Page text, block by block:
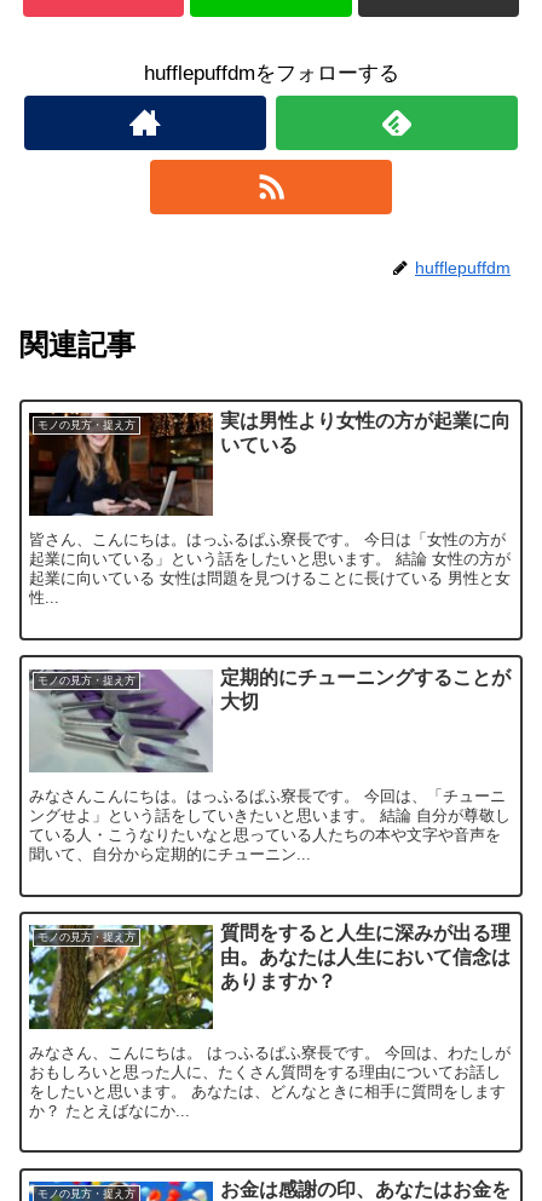
hufflepuffdmをフォローする
hufflepuffdm
関連記事
モノの見方・捉え方
実は男性より女性の方が起業に向
いている
皆さん、こんにちは。はっふるぱふ寮長です。 今日は「女性の方が
起業に向いている」という話をしたいと思います。 結論 女性の方が
起業に向いている 女性は問題を見つけることに長けている 男性と女
性...
モノの見方・捉え方
定期的にチューニングすることが
大切
みなさんこんにちは。はっふるぱふ寮長です。 今回は、「チューニ
ングせよ」という話をしていきたいと思います。 結論 自分が尊敬し
ている人・こうなりたいなと思っている人たちの本や文字や音声を
聞いて、自分から定期的にチューニン...
モノの見方・捉え方
質問をすると人生に深みが出る理
由。あなたは人生において信念は
ありますか？
みなさん、こんにちは。 はっふるぱふ寮長です。 今回は、わたしが
おもしろいと思った人に、たくさん質問をする理由についてお話し
をしたいと思います。 あなたは、どんなときに相手に質問をします
か？ たとえばなにか...
モノの見方・捉え方
お金は感謝の印、あなたはお金を